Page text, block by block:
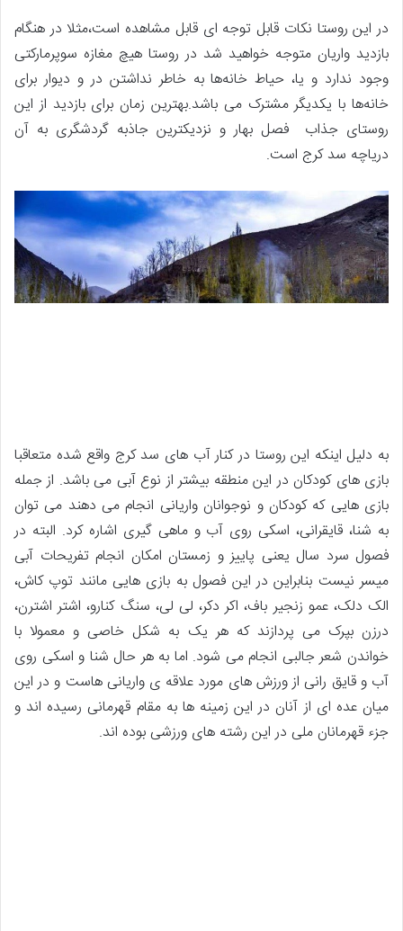
در این روستا نکات قابل توجه ای قابل مشاهده است،مثلا در هنگام
بازدید واریان متوجه خواهید شد در روستا هیچ مغازه سوپرمارکتی
وجود ندارد و یا، حیاط خانه‌ها به خاطر نداشتن در و دیوار برای
خانه‌ها با یکدیگر مشترک می باشد.بهترین زمان برای بازدید از این
روستای جذاب فصل بهار و نزدیکترین جاذبه گردشگری به آن
دریاچه سد کرج است.
به دلیل اینکه این روستا در کنار آب های سد کرج واقع شده متعاقبا
بازی های کودکان در این منطقه بیشتر از نوع آبی می باشد. از جمله
بازی هایی که کودکان و نوجوانان واریانی انجام می دهند می توان
به شنا، قایقرانی، اسکی روی آب و ماهی گیری اشاره کرد. البته در
فصول سرد سال یعنی پاییز و زمستان امکان انجام تفریحات آبی
میسر نیست بنابراین در این فصول به بازی هایی مانند توپ کاش،
الک دلک، عمو زنجیر باف، اکر دکر، لی لی، سنگ کنارو، اشتر اشترن،
درزن بپرک می پردازند که هر یک به شکل خاصی و معمولا با
خواندن شعر جالبی انجام می شود. اما به هر حال شنا و اسکی روی
آب و قایق رانی از ورزش‌ های مورد علاقه ی واریانی هاست و در این
میان عده ای از آنان در این زمینه ها به مقام قهرمانی رسیده اند و
جزء قهرمانان ملی در این رشته های ورزشی بوده اند.